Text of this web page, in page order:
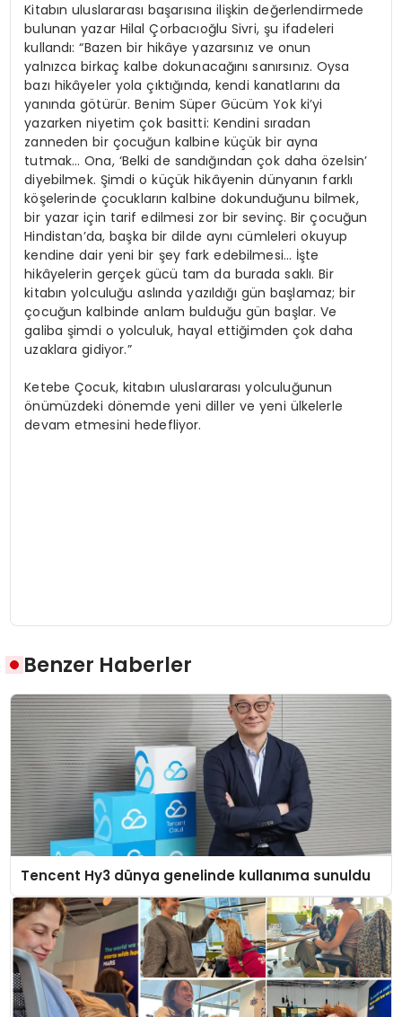
Kitabın uluslararası başarısına ilişkin değerlendirmede
bulunan yazar Hilal Çorbacıoğlu Sivri, şu ifadeleri
kullandı: “Bazen bir hikâye yazarsınız ve onun
yalnızca birkaç kalbe dokunacağını sanırsınız. Oysa
bazı hikâyeler yola çıktığında, kendi kanatlarını da
yanında götürür. Benim Süper Gücüm Yok ki’yi
yazarken niyetim çok basitti: Kendini sıradan
zanneden bir çocuğun kalbine küçük bir ayna
tutmak… Ona, ‘Belki de sandığından çok daha özelsin’
diyebilmek. Şimdi o küçük hikâyenin dünyanın farklı
köşelerinde çocukların kalbine dokunduğunu bilmek,
bir yazar için tarif edilmesi zor bir sevinç. Bir çocuğun
Hindistan’da, başka bir dilde aynı cümleleri okuyup
kendine dair yeni bir şey fark edebilmesi… İşte
hikâyelerin gerçek gücü tam da burada saklı. Bir
kitabın yolculuğu aslında yazıldığı gün başlamaz; bir
çocuğun kalbinde anlam bulduğu gün başlar. Ve
galiba şimdi o yolculuk, hayal ettiğimden çok daha
uzaklara gidiyor.”
Ketebe Çocuk, kitabın uluslararası yolculuğunun
önümüzdeki dönemde yeni diller ve yeni ülkelerle
devam etmesini hedefliyor.
Benzer Haberler
Tencent Hy3 dünya genelinde kullanıma sunuldu